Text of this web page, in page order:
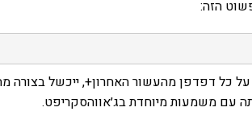
הזה:
כל דפדפן מהעשור האחרון+, ייכשל בצורה